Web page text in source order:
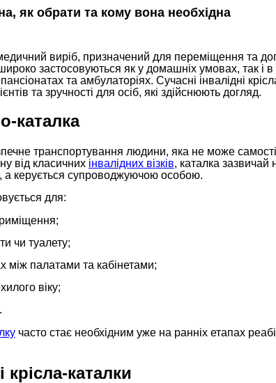
як обрати та кому вона необхідна
виріб, призначений для переміщення та
застосовуються як у домашніх умовах, так і в
та амбулаторіях. Сучасні інвалідні
та зручності для осіб, які здійснюють догляд.
каталка
транспортування людини, яка не може
від класичних інвалідних візків, каталка зазвичай
а керується супроводжуючою особою.
для:
чи туалету;
між палатами та кабінетами;
віку;
часто стає необхідним уже на ранніх етапах
крісла-каталки